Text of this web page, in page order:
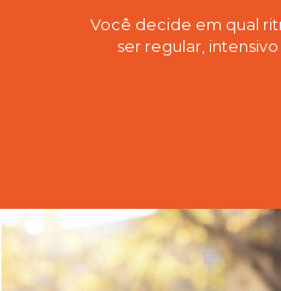
Você decide em qual
ser regular,